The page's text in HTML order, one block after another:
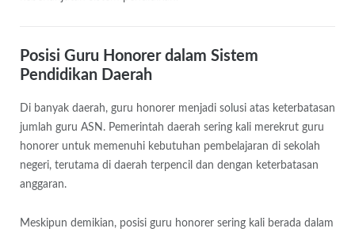
Posisi Guru Honorer dalam Sistem
Pendidikan Daerah
Di banyak daerah, guru honorer menjadi solusi atas keterbatasan
jumlah guru ASN. Pemerintah daerah sering kali merekrut guru
honorer untuk memenuhi kebutuhan pembelajaran di sekolah
negeri, terutama di daerah terpencil dan dengan keterbatasan
anggaran.
Meskipun demikian, posisi guru honorer sering kali berada dalam